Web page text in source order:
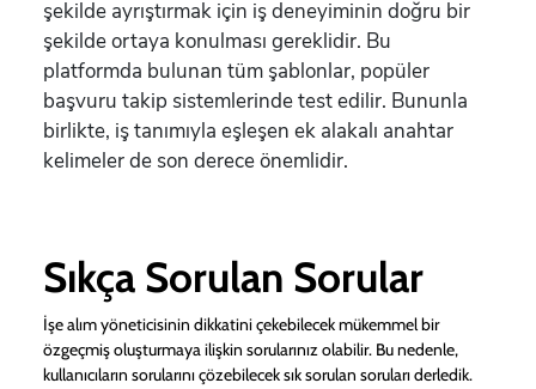
şekilde ayrıştırmak için iş deneyiminin doğru bir
şekilde ortaya konulması gereklidir. Bu
platformda bulunan tüm şablonlar, popüler
başvuru takip sistemlerinde test edilir. Bununla
birlikte, iş tanımıyla eşleşen ek alakalı anahtar
kelimeler de son derece önemlidir.
Sıkça Sorulan Sorular
İşe alım yöneticisinin dikkatini çekebilecek mükemmel bir
özgeçmiş oluşturmaya ilişkin sorularınız olabilir. Bu nedenle,
kullanıcıların sorularını çözebilecek sık sorulan soruları derledik.